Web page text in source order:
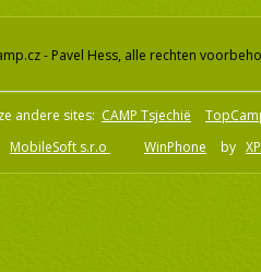
- Pavel Hess, alle rechten
andere sites: CAMP Tsjechië
MobileSoft s.r.o WinPhone by